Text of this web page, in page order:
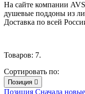
На сайте компании
душевые поддоны из
Доставка по всей
Товаров: 7.
Сортировать по:
Позиция 
Позиция Сначала новые